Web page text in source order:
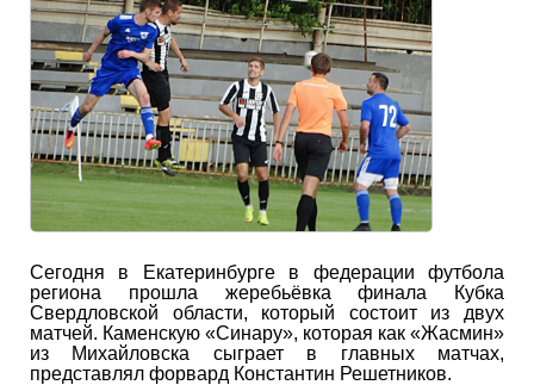
Сегодня в Екатеринбурге в федерации футбола
региона прошла жеребьёвка финала Кубка
Свердловской области, который состоит из двух
матчей. Каменскую «Синару», которая как «Жасмин»
из Михайловска сыграет в главных матчах,
представлял форвард Константин Решетников.